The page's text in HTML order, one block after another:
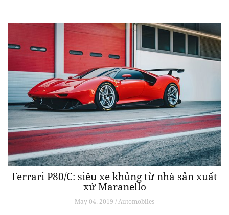
Ferrari P80/C: siêu xe khủng từ ​​nhà sản xuất
xứ Maranello
May 04, 2019 / Automobiles